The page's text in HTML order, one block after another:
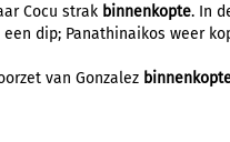
Cocu strak binnenkopte. In
een dip; Panathinaikos weer
van Gonzalez